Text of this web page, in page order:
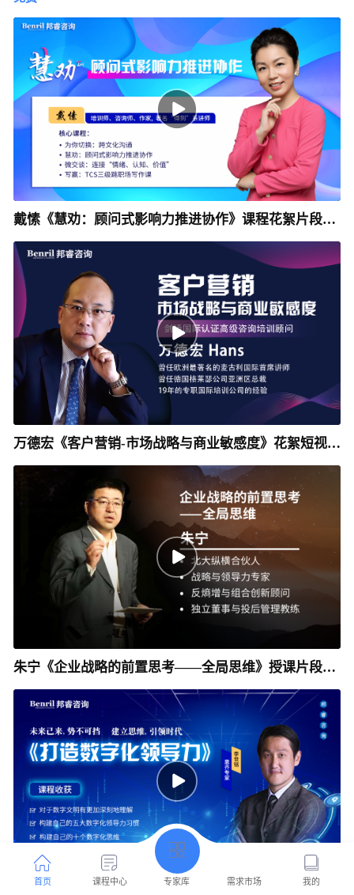
戴愫《慧劝：顾问式影响力推进协作》课程花絮片段_
邦睿咨询
万德宏《客户营销-市场战略与商业敏感度》花絮短视频
_邦睿咨询
朱宁《企业战略的前置思考——全局思维》授课片段__
邦睿咨询
首页 课程中心 专家库 需求市场 我的